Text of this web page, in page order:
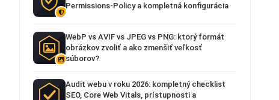
Permissions-Policy a kompletná konfigurácia
WebP vs AVIF vs JPEG vs PNG: ktorý formát
obrázkov zvoliť a ako zmenšiť veľkosť
súborov?
Audit webu v roku 2026: kompletný checklist
SEO, Core Web Vitals, prístupnosti a